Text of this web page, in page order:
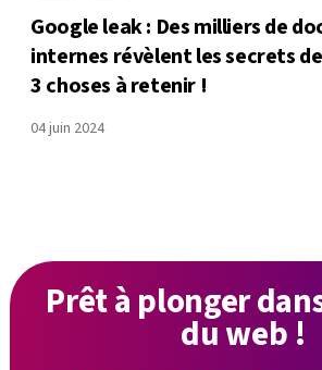
Google leak : Des milliers de
internes révèlent les secrets
3 choses à retenir !
04 juin 2024
Prêt à plonger
du web !